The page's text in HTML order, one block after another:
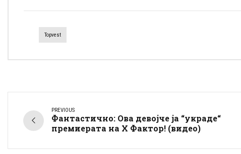
Topvest
PREVIOUS
Фантастично: Ова девојче ја “украде“
премиерата на Х Фактор! (видео)